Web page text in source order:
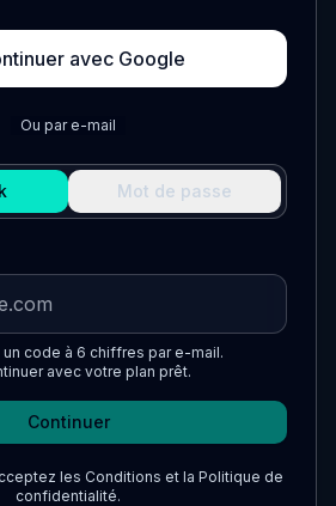
avec Google
Ou par e-mail
Mot de passe
code à 6 chiffres par e-mail.
avec votre plan prêt.
Continuer
les Conditions et la Politique de
confidentialité.